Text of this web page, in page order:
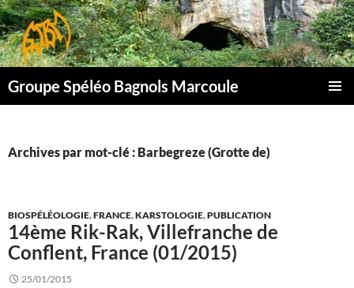
Aller
au
contenu
Groupe Spéléo Bagnols Marcoule
Archives par mot-clé : Barbegreze (Grotte de)
BIOSPÉLÉOLOGIE,FRANCE,KARSTOLOGIE,PUBLICATION
14ème Rik-Rak, Villefranche de
Conflent, France (01/2015)
25/01/2015